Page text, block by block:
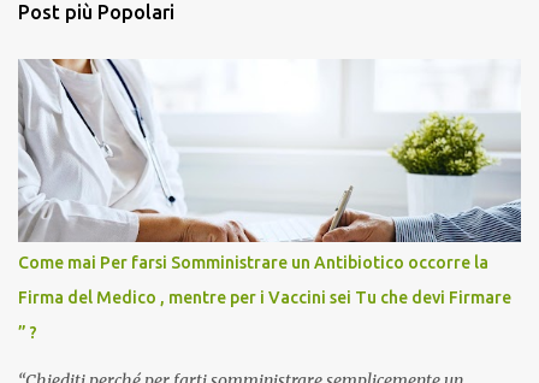
Post più Popolari
Come mai Per farsi Somministrare un Antibiotico occorre la
Firma del Medico , mentre per i Vaccini sei Tu che devi Firmare
” ?